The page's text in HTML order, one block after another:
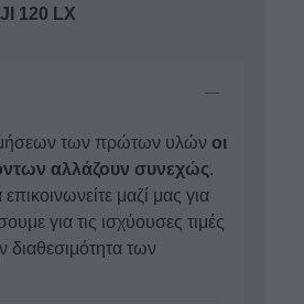
120 LX
των πρώτων υλών οι
αλλάζουν συνεχώς.
μαζί μας για
για τις ισχύουσες τιμές
διαθεσιμότητα των